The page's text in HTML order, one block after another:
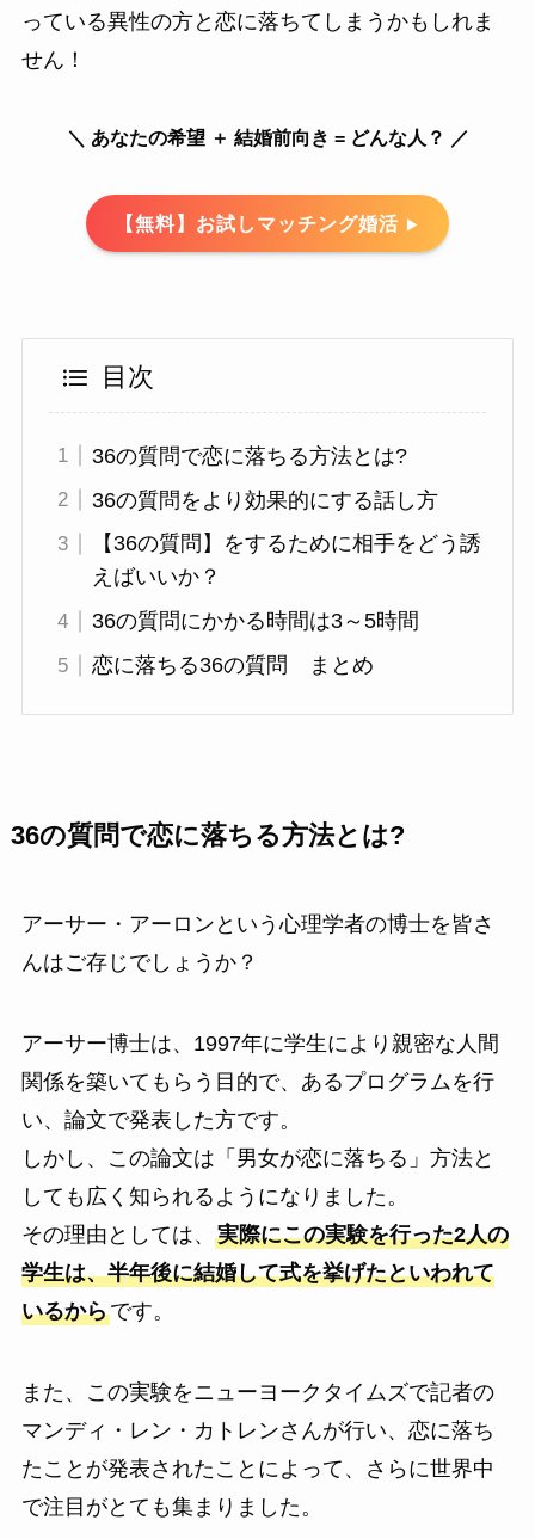
っている異性の方と恋に落ちてしまうかもしれま
せん！
＼ あなたの希望 ＋ 結婚前向き = どんな人？ ／
【無料】お試しマッチング婚活 ▶
目次
36の質問で恋に落ちる方法とは?
36の質問をより効果的にする話し方
【36の質問】をするために相手をどう誘
えばいいか？
36の質問にかかる時間は3～5時間
恋に落ちる36の質問 まとめ
36の質問で恋に落ちる方法とは?
アーサー・アーロンという心理学者の博士を皆さ
んはご存じでしょうか？
アーサー博士は、1997年に学生により親密な人間
関係を築いてもらう目的で、あるプログラムを行
い、論文で発表した方です。
しかし、この論文は「男女が恋に落ちる」方法と
しても広く知られるようになりました。
その理由としては、 実際にこの実験を行った2人の
学生は、半年後に結婚して式を挙げたといわれて
いるからです。
また、この実験をニューヨークタイムズで記者の
マンディ・レン・カトレンさんが行い、恋に落ち
たことが発表されたことによって、さらに世界中
で注目がとても集まりました。